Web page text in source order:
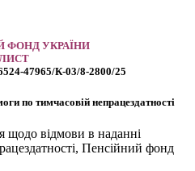
ФОНД УКРАЇНИ
47965/К-03/8-2800/25
по тимчасовій непрацездатності
щодо відмови в наданні
Пенсійний фонд